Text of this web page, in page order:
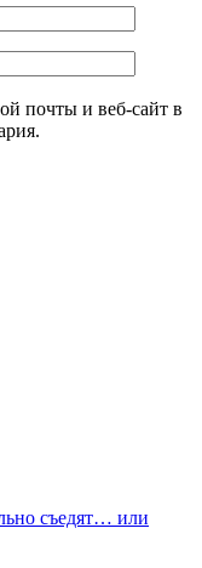
почты и веб-сайт в
съедят… или